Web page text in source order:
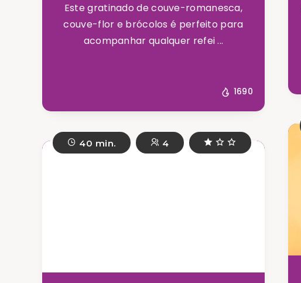
Este gratinado de couve-romanesca,
couve-flor e brócolos é perfeito para
acompanhar qualquer refei ...
1690
40 min. 4